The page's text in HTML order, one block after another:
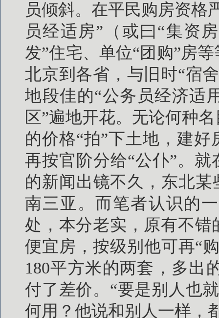
员倾斜。在平民购房资格
员经适房”（或曰“集资
发”住宅、单位“团购”房
北京到各省，与旧时“宿
地段佳的“公务员经济适
区”遍地开花。无论何种
的价格“拍”下土地，建
再按官阶分给“公仆”。
的新闻出镜不久，东北某
南三亚。而笔者认识的
处，本分老实，原有不错
便宜房，按级别他可再“
180平方米的两套，多出
付了差价。“要是别人也
何用？他说和别人一样，